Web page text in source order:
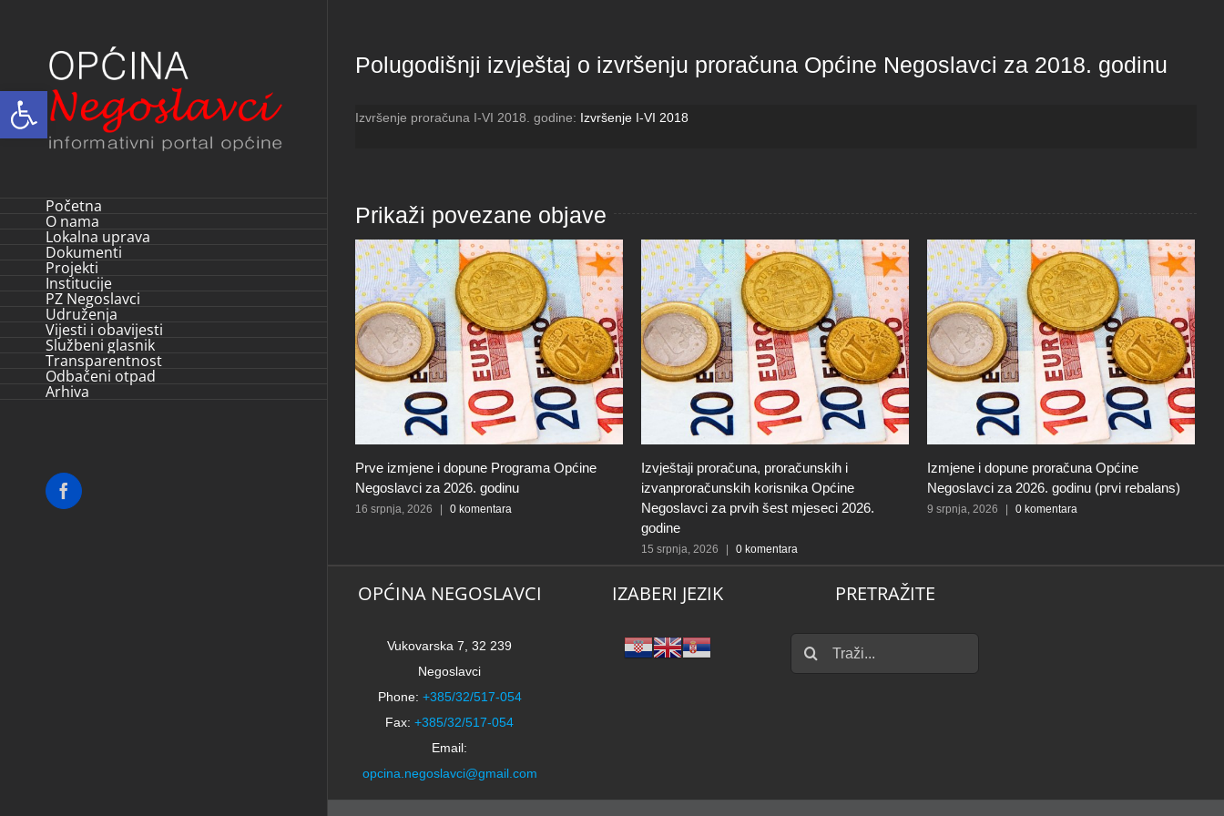
Open toolbar
Početna
O nama
Lokalna uprava
Dokumenti
Projekti
Institucije
PZ Negoslavci
Udruženja
Vijesti i obavijesti
Službeni glasnik
Transparentnost
Odbačeni otpad
Arhiva
Facebook
Polugodišnji izvještaj o izvršenju proračuna Općine Negoslavci za 2018. godinu
Izvršenje proračuna I-VI 2018. godine: Izvršenje I-VI 2018
Prikaži povezane objave
Prve izmjene i dopune Programa Općine
Negoslavci za 2026. godinu
16 srpnja, 2026 0 komentara
Izvještaji proračuna, proračunskih i
izvanproračunskih korisnika Općine
Negoslavci za prvih šest mjeseci 2026.
godine
15 srpnja, 2026 0 komentara
Izmjene i dopune proračuna Općine
Negoslavci za 2026. godinu (prvi rebalans)
9 srpnja, 2026 0 komentara
OPĆINA NEGOSLAVCI
Vukovarska 7, 32 239
Negoslavci
Phone: +385/32/517-054
Fax: +385/32/517-054
Email:
opcina.negoslavci@gmail.com
IZABERI JEZIK PRETRAŽITE
Traži...